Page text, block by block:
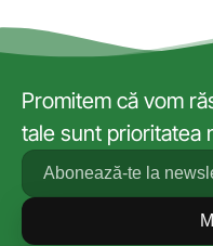
Promitem că vom
tale sunt prioritatea